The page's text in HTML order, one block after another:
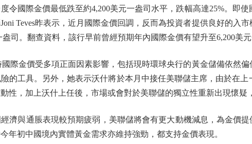
令國際金價最低跌至約4,200美元一盎司水平，跌幅高達25%。即
Teves昨表示，近月國際金價回調，反而為投資者提供良好的入
司。翻查資料，該行早前曾經預期年內國際金價有望升至6,200美元
際金價受多項正面因素影響，包括現時環球央行的黃金儲備依然
的工具。另外，她表示沃什將於本月中接任美聯儲主席，由於在
性，加上沃什上任後，市場或會對於美聯儲的獨立性重新出現懷疑
與通脹表現較預期疲弱，美聯儲將會有更大動機減息，為金價提
年初中國境內實體黃金需求亦維持強勁，都支持金價表現。